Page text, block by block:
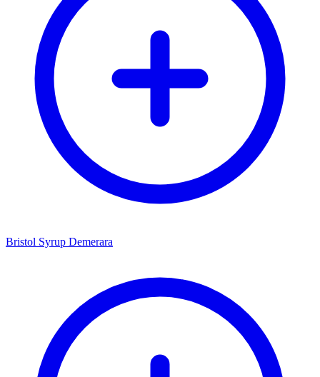
Bristol Syrup Demerara